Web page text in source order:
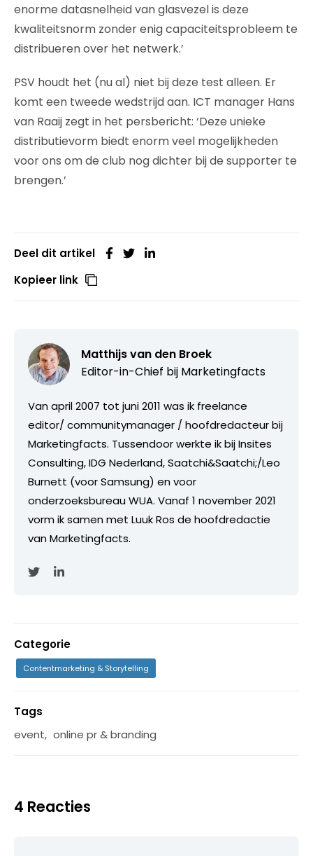
enorme datasnelheid van glasvezel is deze
kwaliteitsnorm zonder enig capaciteitsprobleem te
distribueren over het netwerk.’
PSV houdt het (nu al) niet bij deze test alleen. Er
komt een tweede wedstrijd aan. ICT manager Hans
van Raaij zegt in het persbericht: ‘Deze unieke
distributievorm biedt enorm veel mogelijkheden
voor ons om de club nog dichter bij de supporter te
brengen.’
Deel dit artikel
Kopieer link
Matthijs van den Broek
Editor-in-Chief bij Marketingfacts
Van april 2007 tot juni 2011 was ik freelance
editor/ communitymanager / hoofdredacteur bij
Marketingfacts. Tussendoor werkte ik bij Insites
Consulting, IDG Nederland, Saatchi&Saatchi;/Leo
Burnett (voor Samsung) en voor
onderzoeksbureau WUA. Vanaf 1 november 2021
vorm ik samen met Luuk Ros de hoofdredactie
van Marketingfacts.
Categorie
Contentmarketing & Storytelling
Tags
event, online pr & branding
4 Reacties